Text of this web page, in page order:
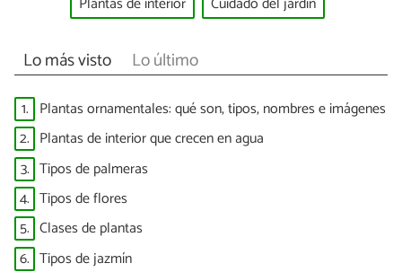
Lo más visto Lo último
1. Plantas ornamentales: qué son, tipos, nombres e imágenes
2. Plantas de interior que crecen en agua
3. Tipos de palmeras
4. Tipos de flores
5. Clases de plantas
6. Tipos de jazmín